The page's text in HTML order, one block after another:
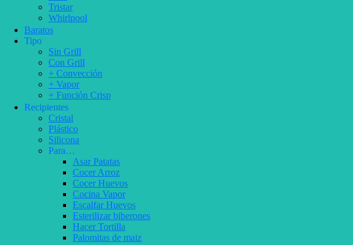
Tristar
Whirlpool
Baratos
Tipo
Sin Grill
Con Grill
+ Convección
+ Vapor
+ Función Crisp
Recipientes
Cristal
Plástico
Silicona
Para…
Asar Patatas
Cocer Arroz
Cocer Huevos
Cocina Vapor
Escalfar Huevos
Esterilizar biberones
Hacer Tortilla
Palomitas de maiz